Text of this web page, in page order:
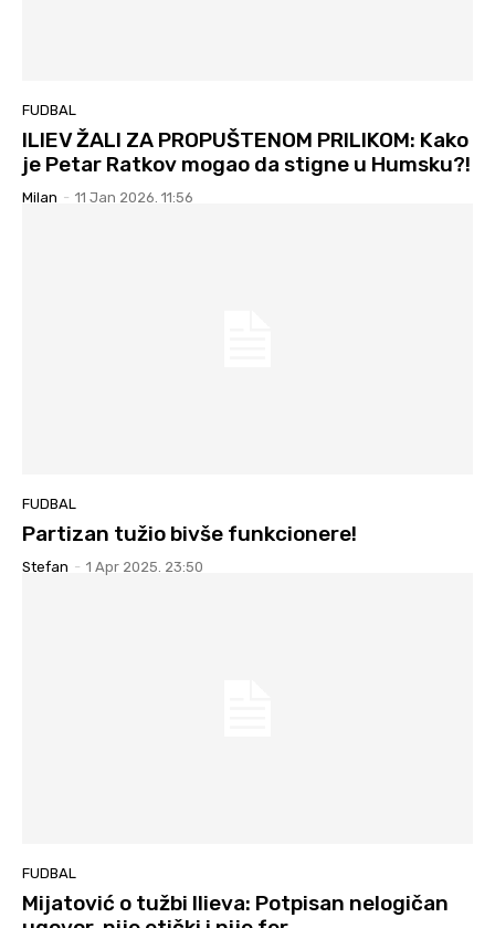
FUDBAL
ILIEV ŽALI ZA PROPUŠTENOM PRILIKOM: Kako
je Petar Ratkov mogao da stigne u Humsku?!
Milan - 11 Jan 2026. 11:56
FUDBAL
Partizan tužio bivše funkcionere!
Stefan - 1 Apr 2025. 23:50
FUDBAL
Mijatović o tužbi Ilieva: Potpisan nelogičan